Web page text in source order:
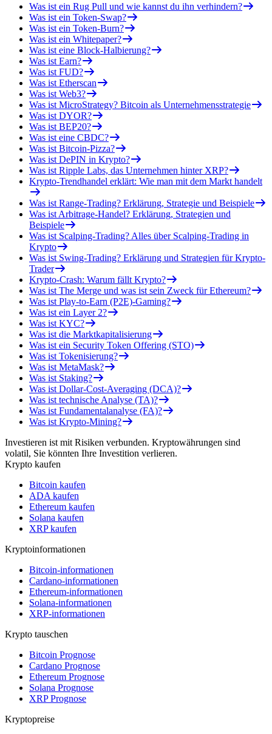
Was ist ein Rug Pull und wie kannst du ihn verhindern?
Was ist ein Token-Swap?
Was ist ein Token-Burn?
Was ist ein Whitepaper?
Was ist eine Block-Halbierung?
Was ist Earn?
Was ist FUD?
Was ist Etherscan
Was ist Web3?
Was ist MicroStrategy? Bitcoin als Unternehmensstrategie
Was ist DYOR?
Was ist BEP20?
Was ist eine CBDC?
Was ist Bitcoin-Pizza?
Was ist DePIN in Krypto?
Was ist Ripple Labs, das Unternehmen hinter XRP?
Krypto-Trendhandel erklärt: Wie man mit dem Markt handelt
Was ist Range-Trading? Erklärung, Strategie und Beispiele
Was ist Arbitrage-Handel? Erklärung, Strategien und
Beispiele
Was ist Scalping-Trading? Alles über Scalping-Trading in
Krypto
Was ist Swing-Trading? Erklärung und Strategien für Krypto-
Trader
Krypto-Crash: Warum fällt Krypto?
Was ist The Merge und was ist sein Zweck für Ethereum?
Was ist Play-to-Earn (P2E)-Gaming?
Was ist ein Layer 2?
Was ist KYC?
Was ist die Marktkapitalisierung
Was ist ein Security Token Offering (STO)
Was ist Tokenisierung?
Was ist MetaMask?
Was ist Staking?
Was ist Dollar-Cost-Averaging (DCA)?
Was ist technische Analyse (TA)?
Was ist Fundamentalanalyse (FA)?
Was ist Krypto-Mining?
Investieren ist mit Risiken verbunden. Kryptowährungen sind
volatil, Sie könnten Ihre Investition verlieren.
Krypto kaufen
Bitcoin kaufen
ADA kaufen
Ethereum kaufen
Solana kaufen
XRP kaufen
Kryptoinformationen
Bitcoin-informationen
Cardano-informationen
Ethereum-informationen
Solana-informationen
XRP-informationen
Krypto tauschen
Bitcoin Prognose
Cardano Prognose
Ethereum Prognose
Solana Prognose
XRP Prognose
Kryptopreise